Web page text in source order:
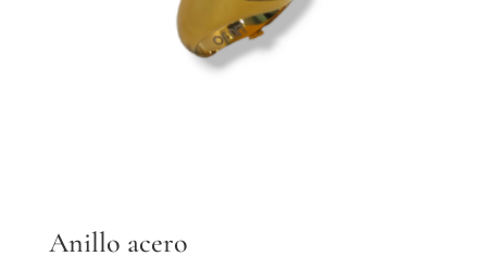
Anillo acero